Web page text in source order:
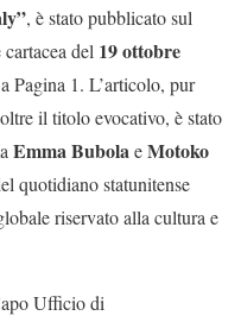
, è stato pubblicato sul
del 19 ottobre
Pagina 1. L’articolo, pur
il titolo evocativo, è stato
Emma BubolaeMotoko
quotidiano statunitense
riservato alla cultura e
Ufficio di